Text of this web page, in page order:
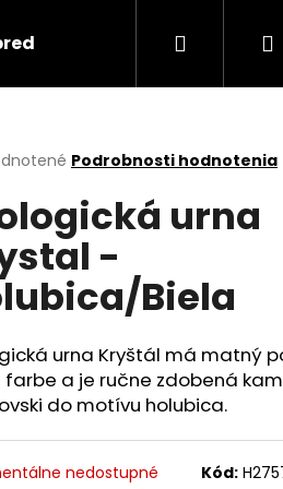
Keramika
Hľadať
Podrobnosti hodnotenia
urna
-
Biela
urna Kryštál má matný
farbe a je ručne zdobená
do motívu holubica.
nedostupné Kód: